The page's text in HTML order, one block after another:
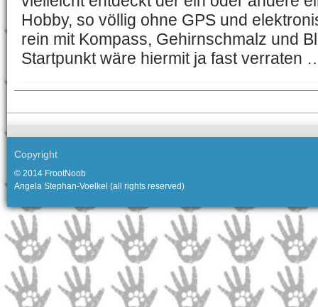
Hobby, so völlig ohne GPS und
rein mit Kompass, Gehirnschmalz und
Startpunkt wäre hiermit ja fast verraten
Copyright
© 2014 FrootNoob
Angela Stephan-Voelkel (all rights reserved)